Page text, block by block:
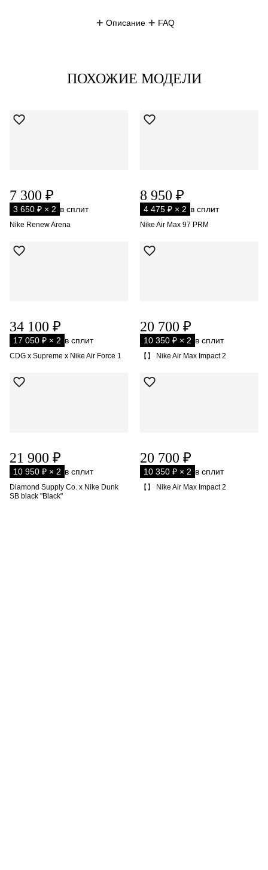
Описание FAQ
ПОХОЖИЕ МОДЕЛИ
7 300 ₽
3 650 ₽ × 2 в сплит
Nike Renew Arena
8 950 ₽
4 475 ₽ × 2 в сплит
Nike Air Max 97 PRM
34 100 ₽
17 050 ₽ × 2 в сплит
CDG x Supreme x Nike Air Force 1
20 700 ₽
10 350 ₽ × 2 в сплит
【】 Nike Air Max Impact 2
21 900 ₽
10 950 ₽ × 2 в сплит
Diamond Supply Co. x Nike Dunk
SB black "Black"
20 700 ₽
10 350 ₽ × 2 в сплит
【】 Nike Air Max Impact 2